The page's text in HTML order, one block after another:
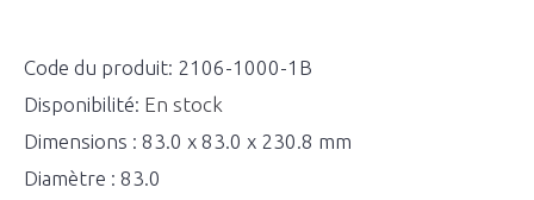
Code du produit: 2106-1000-1B
Disponibilité: En stock
Dimensions : 83.0 x 83.0 x 230.8 mm
Diamètre : 83.0